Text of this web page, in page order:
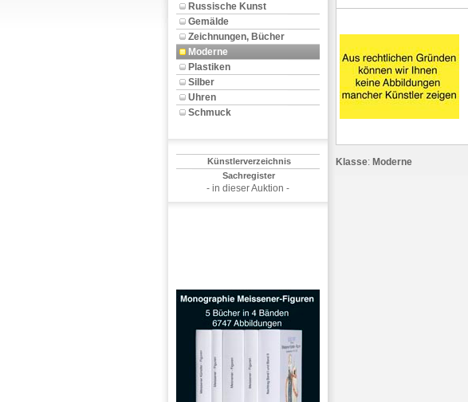
Russische Kunst
Gemälde
Zeichnungen, Bücher
Moderne
Plastiken
Silber
Uhren
Schmuck
Künstlerverzeichnis
Sachregister
- in dieser Auktion -
Klasse: Moderne